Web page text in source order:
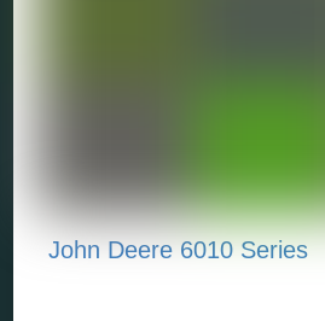
John Deere 6010 Series